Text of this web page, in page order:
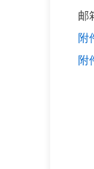
邮
附
附